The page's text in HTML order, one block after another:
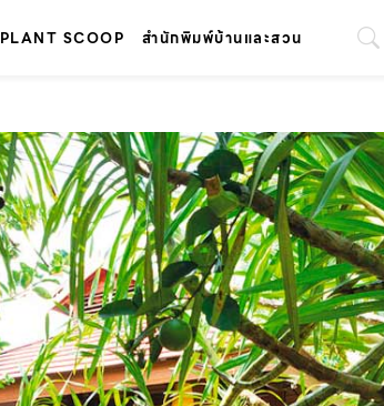
PLANT SCOOP สำนักพิมพ์บ้านและสวน